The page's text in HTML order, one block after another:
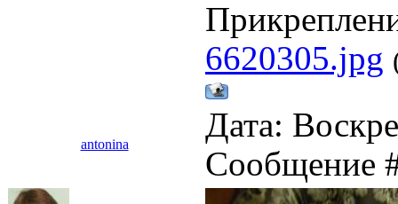
6620305.jpg
antonina
Дата:
Сообщение